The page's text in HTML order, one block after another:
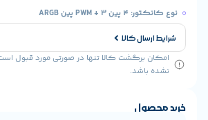
کالا تنها در صورتی مورد قبول است که پلمب کالا باز